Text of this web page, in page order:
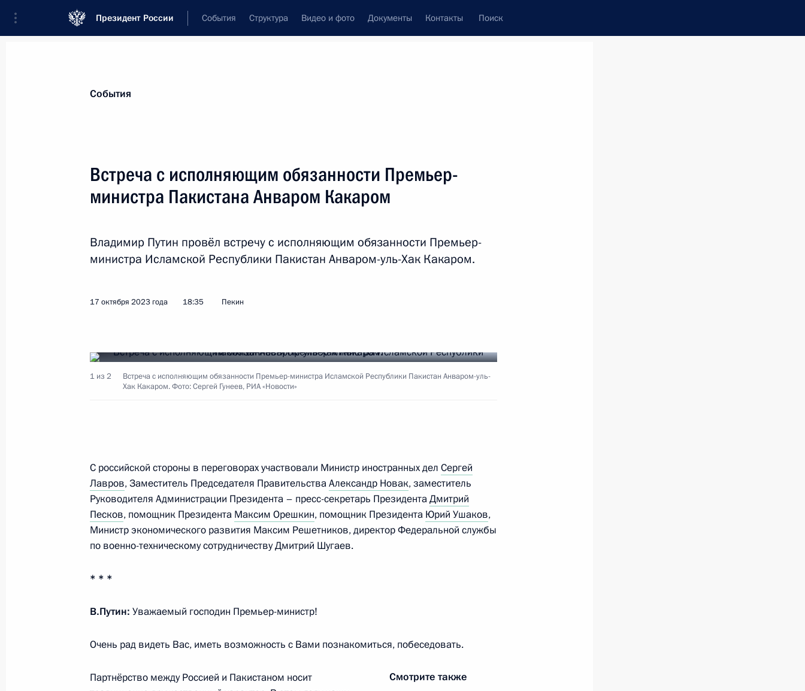
Президент России События Структура Видео и фото Документы Контакты Поиск
Показать следующие материалы
18 октября 2023 года, 09:55
Международный форум «Один пояс, один путь»
Визит в Китай. Международный форум «Один пояс, один путь»
и Президентом Узбекистана
17 октября 2023 года, 20:30
Интервью телеканалу «Россия»
Встреча с исполняющим обязанности Премьер-министра
События
Встреча с исполняющим обязанности Премьер-
министра Пакистана Анваром Какаром
Владимир Путин провёл встречу с исполняющим обязанности Премьер-
министра Исламской Республики Пакистан Анваром-уль-Хак Какаром.
17 октября 2023 года 18:35 Пекин
1 из 2
Встреча с исполняющим обязанности Премьер-министра Исламской Республики Пакистан Анваром-уль-
Хак Какаром. Фото: Сергей Гунеев, РИА «Новости»
С российской стороны в переговорах участвовали Министр иностранных дел Сергей
Лавров, Заместитель Председателя ПравительстваАлександр Новак, заместитель
Руководителя Администрации Президента – пресс-секретарь ПрезидентаДмитрий
Песков, помощник Президента Максим Орешкин, помощник Президента Юрий Ушаков,
Министр экономического развития Максим Решетников, директор Федеральной службы
по военно-техническому сотрудничеству Дмитрий Шугаев.
* * *
В.Путин: Уважаемый господин Премьер-министр!
Очень рад видеть Вас, иметь возможность с Вами познакомиться, побеседовать.
Смотрите также
Партнёрство между Россией и Пакистаном носит